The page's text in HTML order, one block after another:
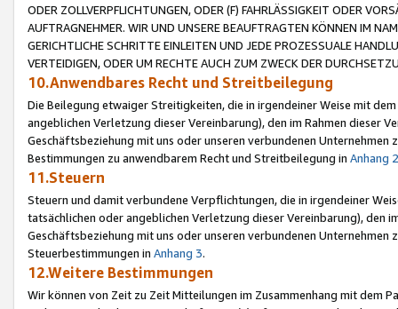
ODER ZOLLVERPFLICHTUNGEN, ODER (F) FAHRLÄSSIGKEIT ODER
AUFTRAGNEHMER. WIR UND UNSERE BEAUFTRAGTEN KÖNNEN IM
GERICHTLICHE SCHRITTE EINLEITEN UND JEDE PROZESSUALE
VERTEIDIGEN, ODER UM RECHTE AUCH ZUM ZWECK DER
10.Anwendbares Recht und Streitbeilegung
Die Beilegung etwaiger Streitigkeiten, die in irgendeiner Weise mit
angeblichen Verletzung dieser Vereinbarung), den im Rahmen dieser
Geschäftsbeziehung mit uns oder unseren verbundenen
Bestimmungen zu anwendbarem Recht und Streitbeilegung in Anhang 2
11.Steuern
Steuern und damit verbundene Verpflichtungen, die in irgendeiner
tatsächlichen oder angeblichen Verletzung dieser Vereinbarung), den
Geschäftsbeziehung mit uns oder unseren verbundenen
Steuerbestimmungen in Anhang 3.
12.Weitere Bestimmungen
Wir können von Zeit zu Zeit Mitteilungen im Zusammenhang mit dem